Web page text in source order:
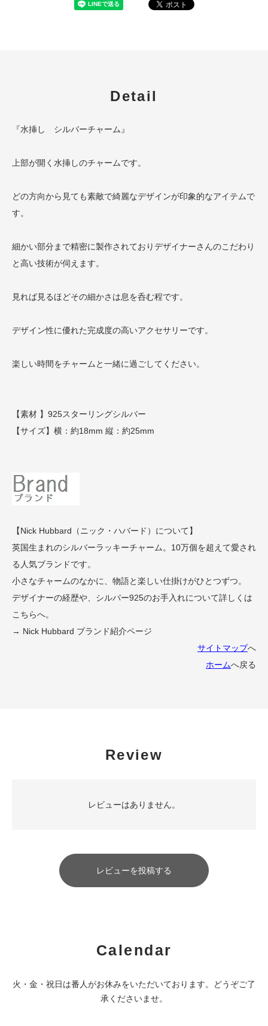
Detail
『水挿し シルバーチャーム』
上部が開く水挿しのチャームです。
どの方向から見ても素敵で綺麗なデザインが印象的なアイテムで
す。
細かい部分まで精密に製作されておりデザイナーさんのこだわり
と高い技術が伺えます。
見れば見るほどその細かさは息を呑む程です。
デザイン性に優れた完成度の高いアクセサリーです。
楽しい時間をチャームと一緒に過ごしてください。
【素材 】925スターリングシルバー
【サイズ】横：約18mm 縦：約25mm
【Nick Hubbard（ニック・ハバード）について】
英国生まれのシルバーラッキーチャーム。10万個を超えて愛され
る人気ブランドです。
小さなチャームのなかに、物語と楽しい仕掛けがひとつずつ。
デザイナーの経歴や、シルバー925のお手入れについて詳しくは
こちらへ。
→ Nick Hubbard ブランド紹介ページ
サイトマップへ
ホームへ戻る
Review
レビューはありません。
レビューを投稿する
Calendar
火・金・祝日は番人がお休みをいただいております。どうぞご了
承くださいませ。